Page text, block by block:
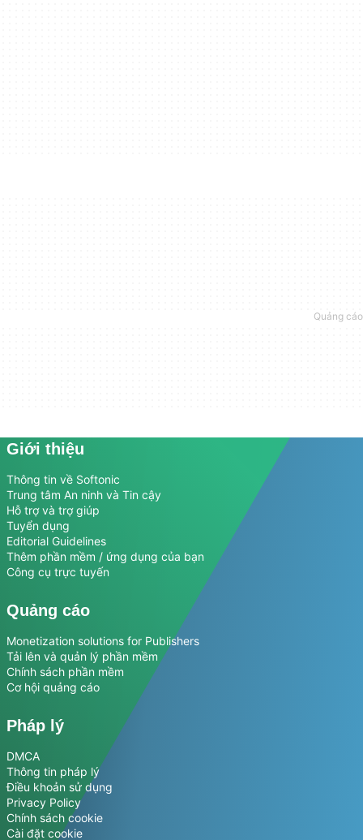
Giới thiệu
Thông tin về Softonic
Trung tâm An ninh và Tin cậy
Hỗ trợ và trợ giúp
Tuyển dụng
Editorial Guidelines
Thêm phần mềm / ứng dụng của bạn
Công cụ trực tuyến
Quảng cáo
Monetization solutions for Publishers
Tải lên và quản lý phần mềm
Chính sách phần mềm
Cơ hội quảng cáo
Pháp lý
DMCA
Thông tin pháp lý
Điều khoản sử dụng
Privacy Policy
Chính sách cookie
Cài đặt cookie